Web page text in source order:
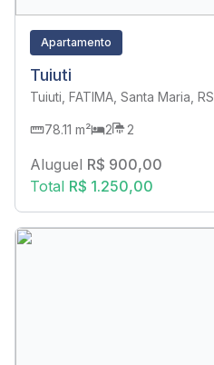
Apartamento
Tuiuti
Tuiuti, FATIMA, Santa Maria, RS
78.11 m² 2 2
Aluguel R$ 900,00
Total R$ 1.250,00